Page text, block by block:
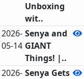
Unboxing
wit..
2026-
05-14
Senya and
GIANT
Things! |..
2026- Senya Gets